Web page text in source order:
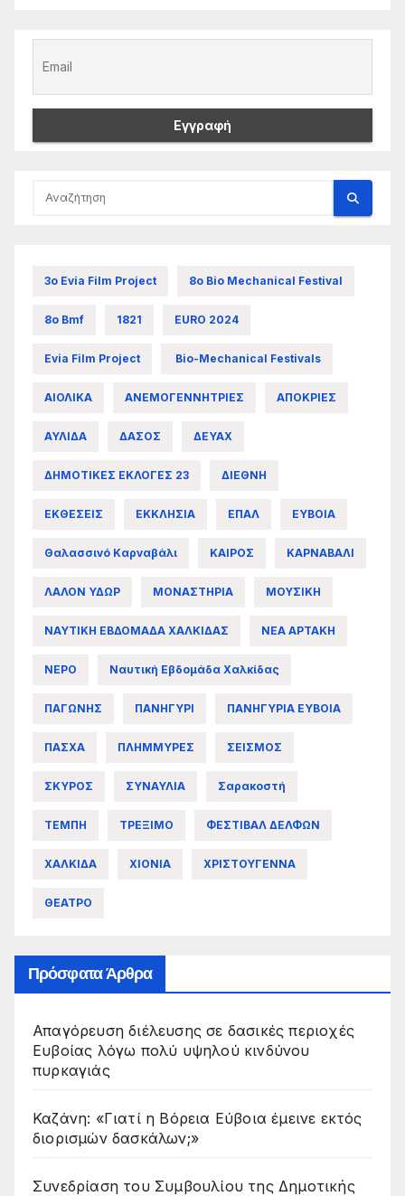
3ο Evia Film Project 8ο Bio Mechanical Festival
8ο Bmf 1821 EURO 2024
Evia Film Project Bio-Mechanical Festivals
ΑΙΟΛΙΚΑ ΑΝΕΜΟΓΕΝΝΗΤΡΙΕΣ ΑΠΟΚΡΙΕΣ
ΑΥΛΙΔΑ ΔΑΣΟΣ ΔΕΥΑΧ
ΔΗΜΟΤΙΚΕΣ ΕΚΛΟΓΕΣ 23 ΔΙΕΘΝΗ
ΕΚΘΕΣΕΙΣ ΕΚΚΛΗΣΙΑ ΕΠΑΛ ΕΥΒΟΙΑ
Θαλασσινό Καρναβάλι ΚΑΙΡΟΣ ΚΑΡΝΑΒΑΛΙ
ΛΑΛΟΝ ΥΔΩΡ ΜΟΝΑΣΤΗΡΙΑ ΜΟΥΣΙΚΗ
ΝΑΥΤΙΚΗ ΕΒΔΟΜΑΔΑ ΧΑΛΚΙΔΑΣ ΝΕΑ ΑΡΤΑΚΗ
ΝΕΡΟ Ναυτική Εβδομάδα Χαλκίδας
ΠΑΓΩΝΗΣ ΠΑΝΗΓΥΡΙ ΠΑΝΗΓΥΡΙΑ ΕΥΒΟΙΑ
ΠΑΣΧΑ ΠΛΗΜΜΥΡΕΣ ΣΕΙΣΜΟΣ
ΣΚΥΡΟΣ ΣΥΝΑΥΛΙΑ Σαρακοστή
ΤΕΜΠΗ ΤΡΕΞΙΜΟ ΦΕΣΤΙΒΑΛ ΔΕΛΦΩΝ
ΧΑΛΚΙΔΑ ΧΙΟΝΙΑ ΧΡΙΣΤΟΥΓΕΝΝΑ
ΘΕΑΤΡΟ
Πρόσφατα Άρθρα
Απαγόρευση διέλευσης σε δασικές περιοχές
Ευβοίας λόγω πολύ υψηλού κινδύνου
πυρκαγιάς
Καζάνη: «Γιατί η Βόρεια Εύβοια έμεινε εκτός
διορισμών δασκάλων;»
Συνεδρίαση του Συμβουλίου της Δημοτικής